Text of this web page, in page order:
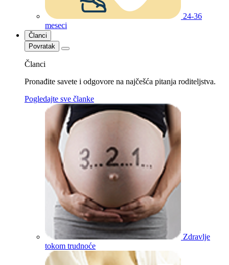
24-36
meseci
Članci
Povratak
Članci
Pronađite savete i odgovore na najčešća pitanja roditeljstva.
Pogledajte sve članke
Zdravlje
tokom trudnoće